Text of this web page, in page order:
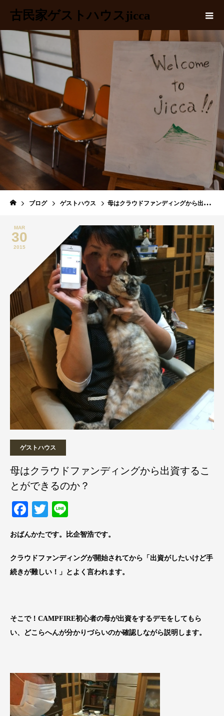
古民家ゲストハウスjicca
BLOG
ブログ ゲストハウス 母はクラウドファンディングから出資することができるのか？
MAR
30
2015
ゲストハウス
母はクラウドファンディングから出資するこ
とができるのか？
Facebook
Twitter
おばんかたです。比企智浩です。
クラウドファンディングが開始されてから「出資がしたいけど手
続きが難しい！」とよく言われます。
そこで！CAMPFIRE初心者の母が出資をするデモをしてもら
い、どこらへんが分かりづらいのか確認しながら説明します。